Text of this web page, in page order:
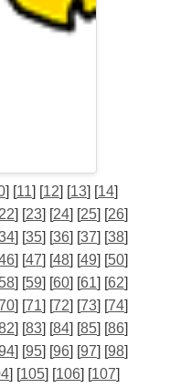
] [11] [12] [13] [14]
] [23] [24] [25] [26]
] [35] [36] [37] [38]
] [47] [48] [49] [50]
] [59] [60] [61] [62]
] [71] [72] [73] [74]
] [83] [84] [85] [86]
] [95] [96] [97] [98]
] [105] [106] [107]